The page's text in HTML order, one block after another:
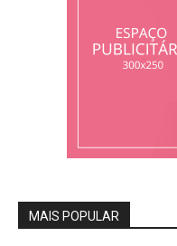
MAIS POPULAR